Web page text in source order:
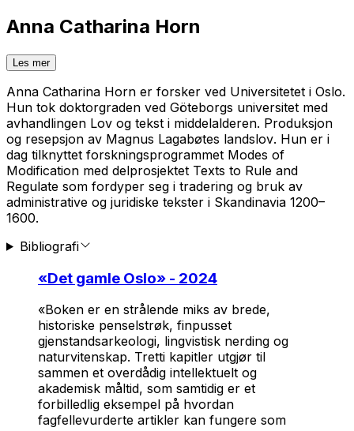
Anna Catharina Horn
Les mer
Anna Catharina Horn er forsker ved Universitetet i Oslo.
Hun tok doktorgraden ved Göteborgs universitet med
avhandlingen Lov og tekst i middelalderen. Produksjon
og resepsjon av Magnus Lagabøtes landslov. Hun er i
dag tilknyttet forskningsprogrammet Modes of
Modification med delprosjektet Texts to Rule and
Regulate som fordyper seg i tradering og bruk av
administrative og juridiske tekster i Skandinavia 1200–
1600.
Bibliografi
«Det gamle Oslo» - 2024
«Boken er en strålende miks av brede,
historiske penselstrøk, finpusset
gjenstandsarkeologi, lingvistisk nerding og
naturvitenskap. Tretti kapitler utgjør til
sammen et overdådig intellektuelt og
akademisk måltid, som samtidig er et
forbilledlig eksempel på hvordan
fagfellevurderte artikler kan fungere som